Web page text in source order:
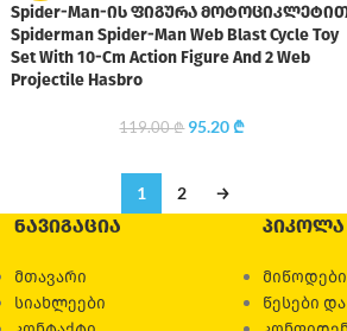
Spider-Man-ის ფიგურა
Spiderman Spider-Man Web Blast Cycle Toy
Set With 10-Cm Action Figure And 2 Web
Projectile Hasbro
119.00₾ 95.20₾
1 2 →
ᲜᲐᲕᲘᲒᲐᲪᲘᲐ
მთავარი
სიახლეები
წესები